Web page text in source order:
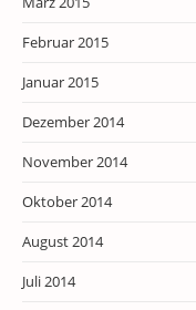
Februar 2015
Januar 2015
Dezember 2014
November 2014
Oktober 2014
August 2014
Juli 2014